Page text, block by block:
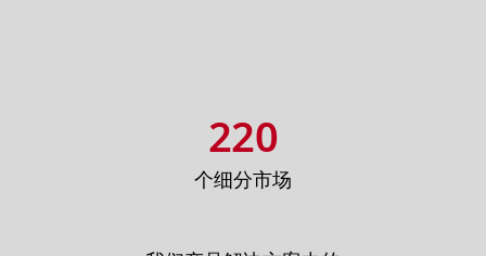
220
个细分市场